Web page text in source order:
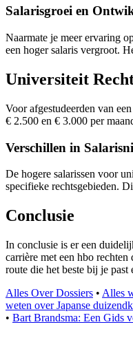
Salarisgroei en
Naarmate je meer ervaring
een hoger salaris vergroot.
Universiteit
Voor afgestudeerden van
€ 2.500 en € 3.000 per
Verschillen in
De hogere salarissen voor
specifieke rechtsgebieden.
Conclusie
In conclusie is er een
carrière met een hbo
route die het beste bij je
Alles Over Dossiers • Alles
weten over Japanse
• Bart Brandsma: Een Gids